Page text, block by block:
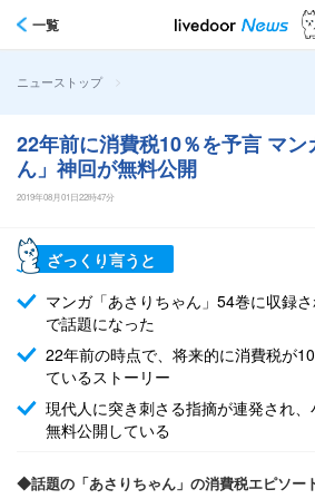
一覧
ニューストップ >
22年前に消費税10％を予言 マン
ん」神回が無料公開
2019年08月01日22時47分
ざっくり言うと
マンガ「あさりちゃん」54巻に収録
で話題になった
22年前の時点で、将来的に消費税が
ているストーリー
現代人に突き刺さる指摘が連発され
無料公開している
◆話題の「あさりちゃん」の消費税エピソー